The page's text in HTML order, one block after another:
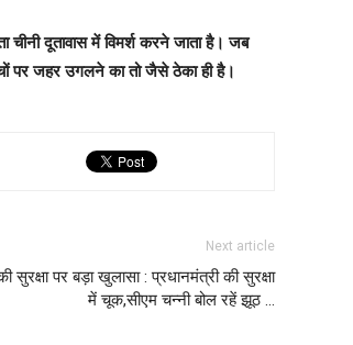
चीनी दूतावास में विमर्श करने जाता है। जब
पर जहर उगलने का तो जैसे ठेका ही है।
Next article
सुरक्षा पर बड़ा खुलासा : प्रधानमंत्री की सुरक्षा
में चूक,सीएम चन्नी बोल रहें झूठ …